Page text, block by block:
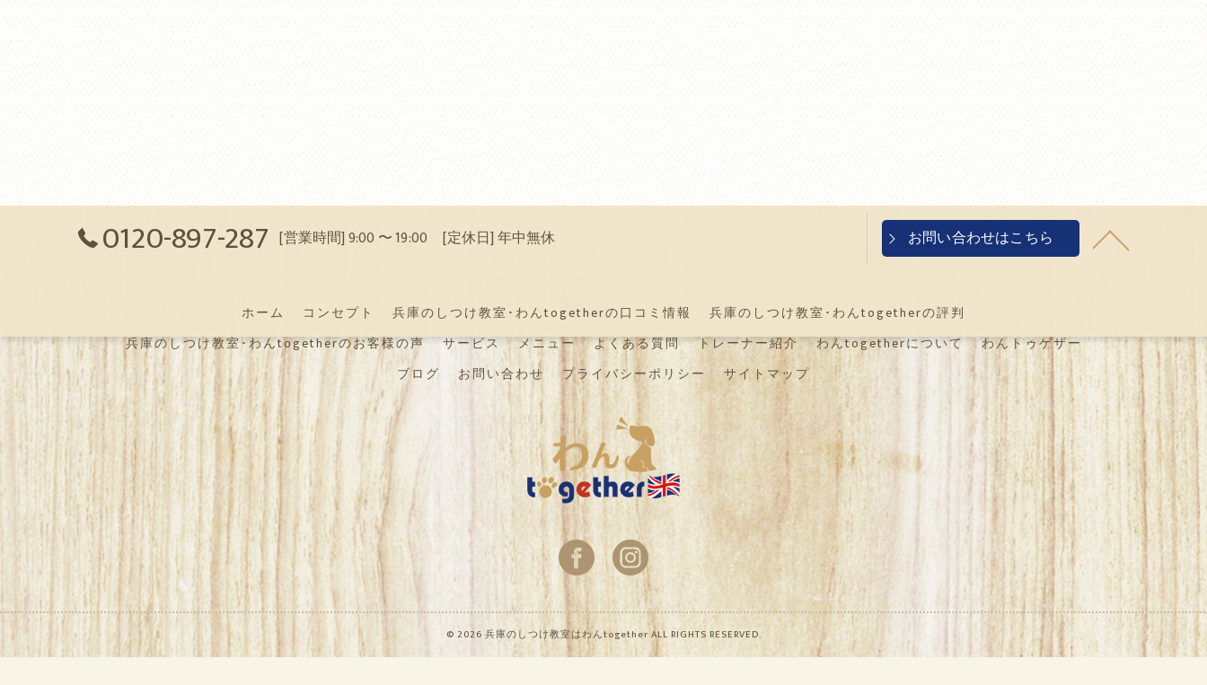
0120-897-287 [営業時間] 9:00 〜 19:00 [定休日] 年中無休 お問い合わせはこちら
ホーム コンセプト 兵庫のしつけ教室･わんtogetherの口コミ情報
兵庫のしつけ教室･わんtogetherの評判
兵庫のしつけ教室･わんtogetherのお客様の声
サービス メニュー よくある質問 トレーナー紹介 わんtogetherについて
わんトゥゲザー
ブログ
お問い合わせ プライバシーポリシー サイトマップ
© 2026 兵庫のしつけ教室はわんtogether ALL RIGHTS RESERVED.